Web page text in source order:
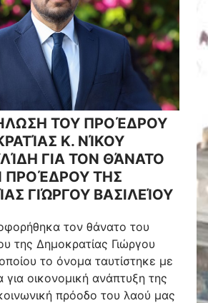
ΤΟΥ ΠΡΟΈΔΡΟΥ
Κ. ΝΊΚΟΥ
ΓΙΑ ΤΟΝ ΘΆΝΑΤΟ
ΠΡΟΈΔΡΟΥ ΤΗΣ
ΓΙΏΡΓΟΥ ΒΑΣΙΛΕΊΟΥ
τον θάνατο του
της Δημοκρατίας Γιώργου
το όνομα ταυτίστηκε με
για οικονομική ανάπτυξη της
πρόοδο του λαού μας